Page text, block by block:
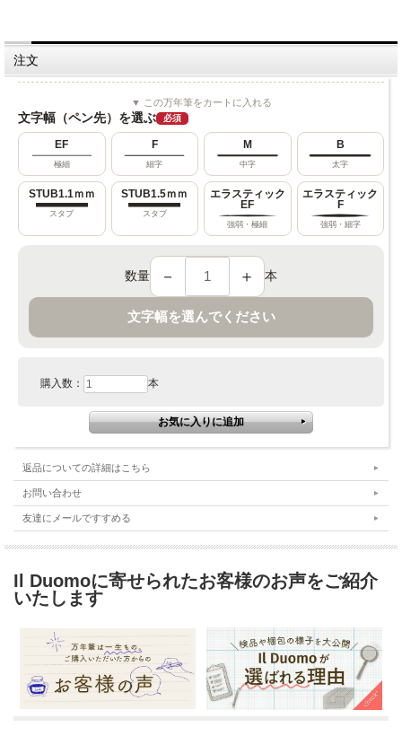
注文
▼ この万年筆をカートに入れる
文字幅（ペン先）を選ぶ 必須
EF
極細
F
細字
M
中字
B
太字
STUB1.1ｍｍ
スタブ
STUB1.5ｍｍ
スタブ
エラスティック
EF
強弱・極細
エラスティック
F
強弱・細字
数量 － ＋ 本
文字幅を選んでください
購入数： 本
返品についての詳細はこちら
お問い合わせ
友達にメールですすめる
Il Duomoに寄せられたお客様のお声をご紹介
いたします